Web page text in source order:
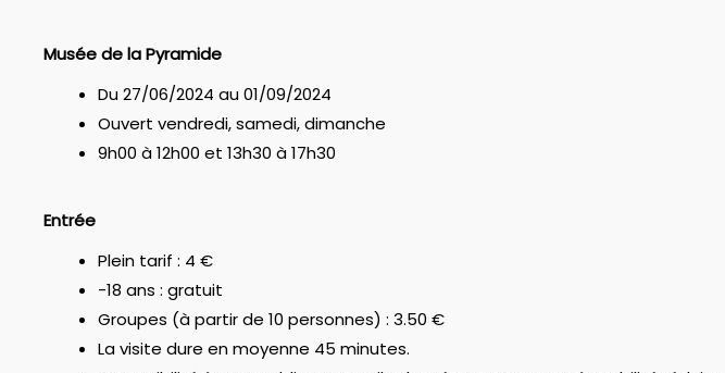
Musée de la Pyramide
Du 27/06/2024 au 01/09/2024
Ouvert vendredi, samedi, dimanche
9h00 à 12h00 et 13h30 à 17h30
Entrée
Plein tarif : 4 €
-18 ans : gratuit
Groupes (à partir de 10 personnes) : 3.50 €
La visite dure en moyenne 45 minutes.